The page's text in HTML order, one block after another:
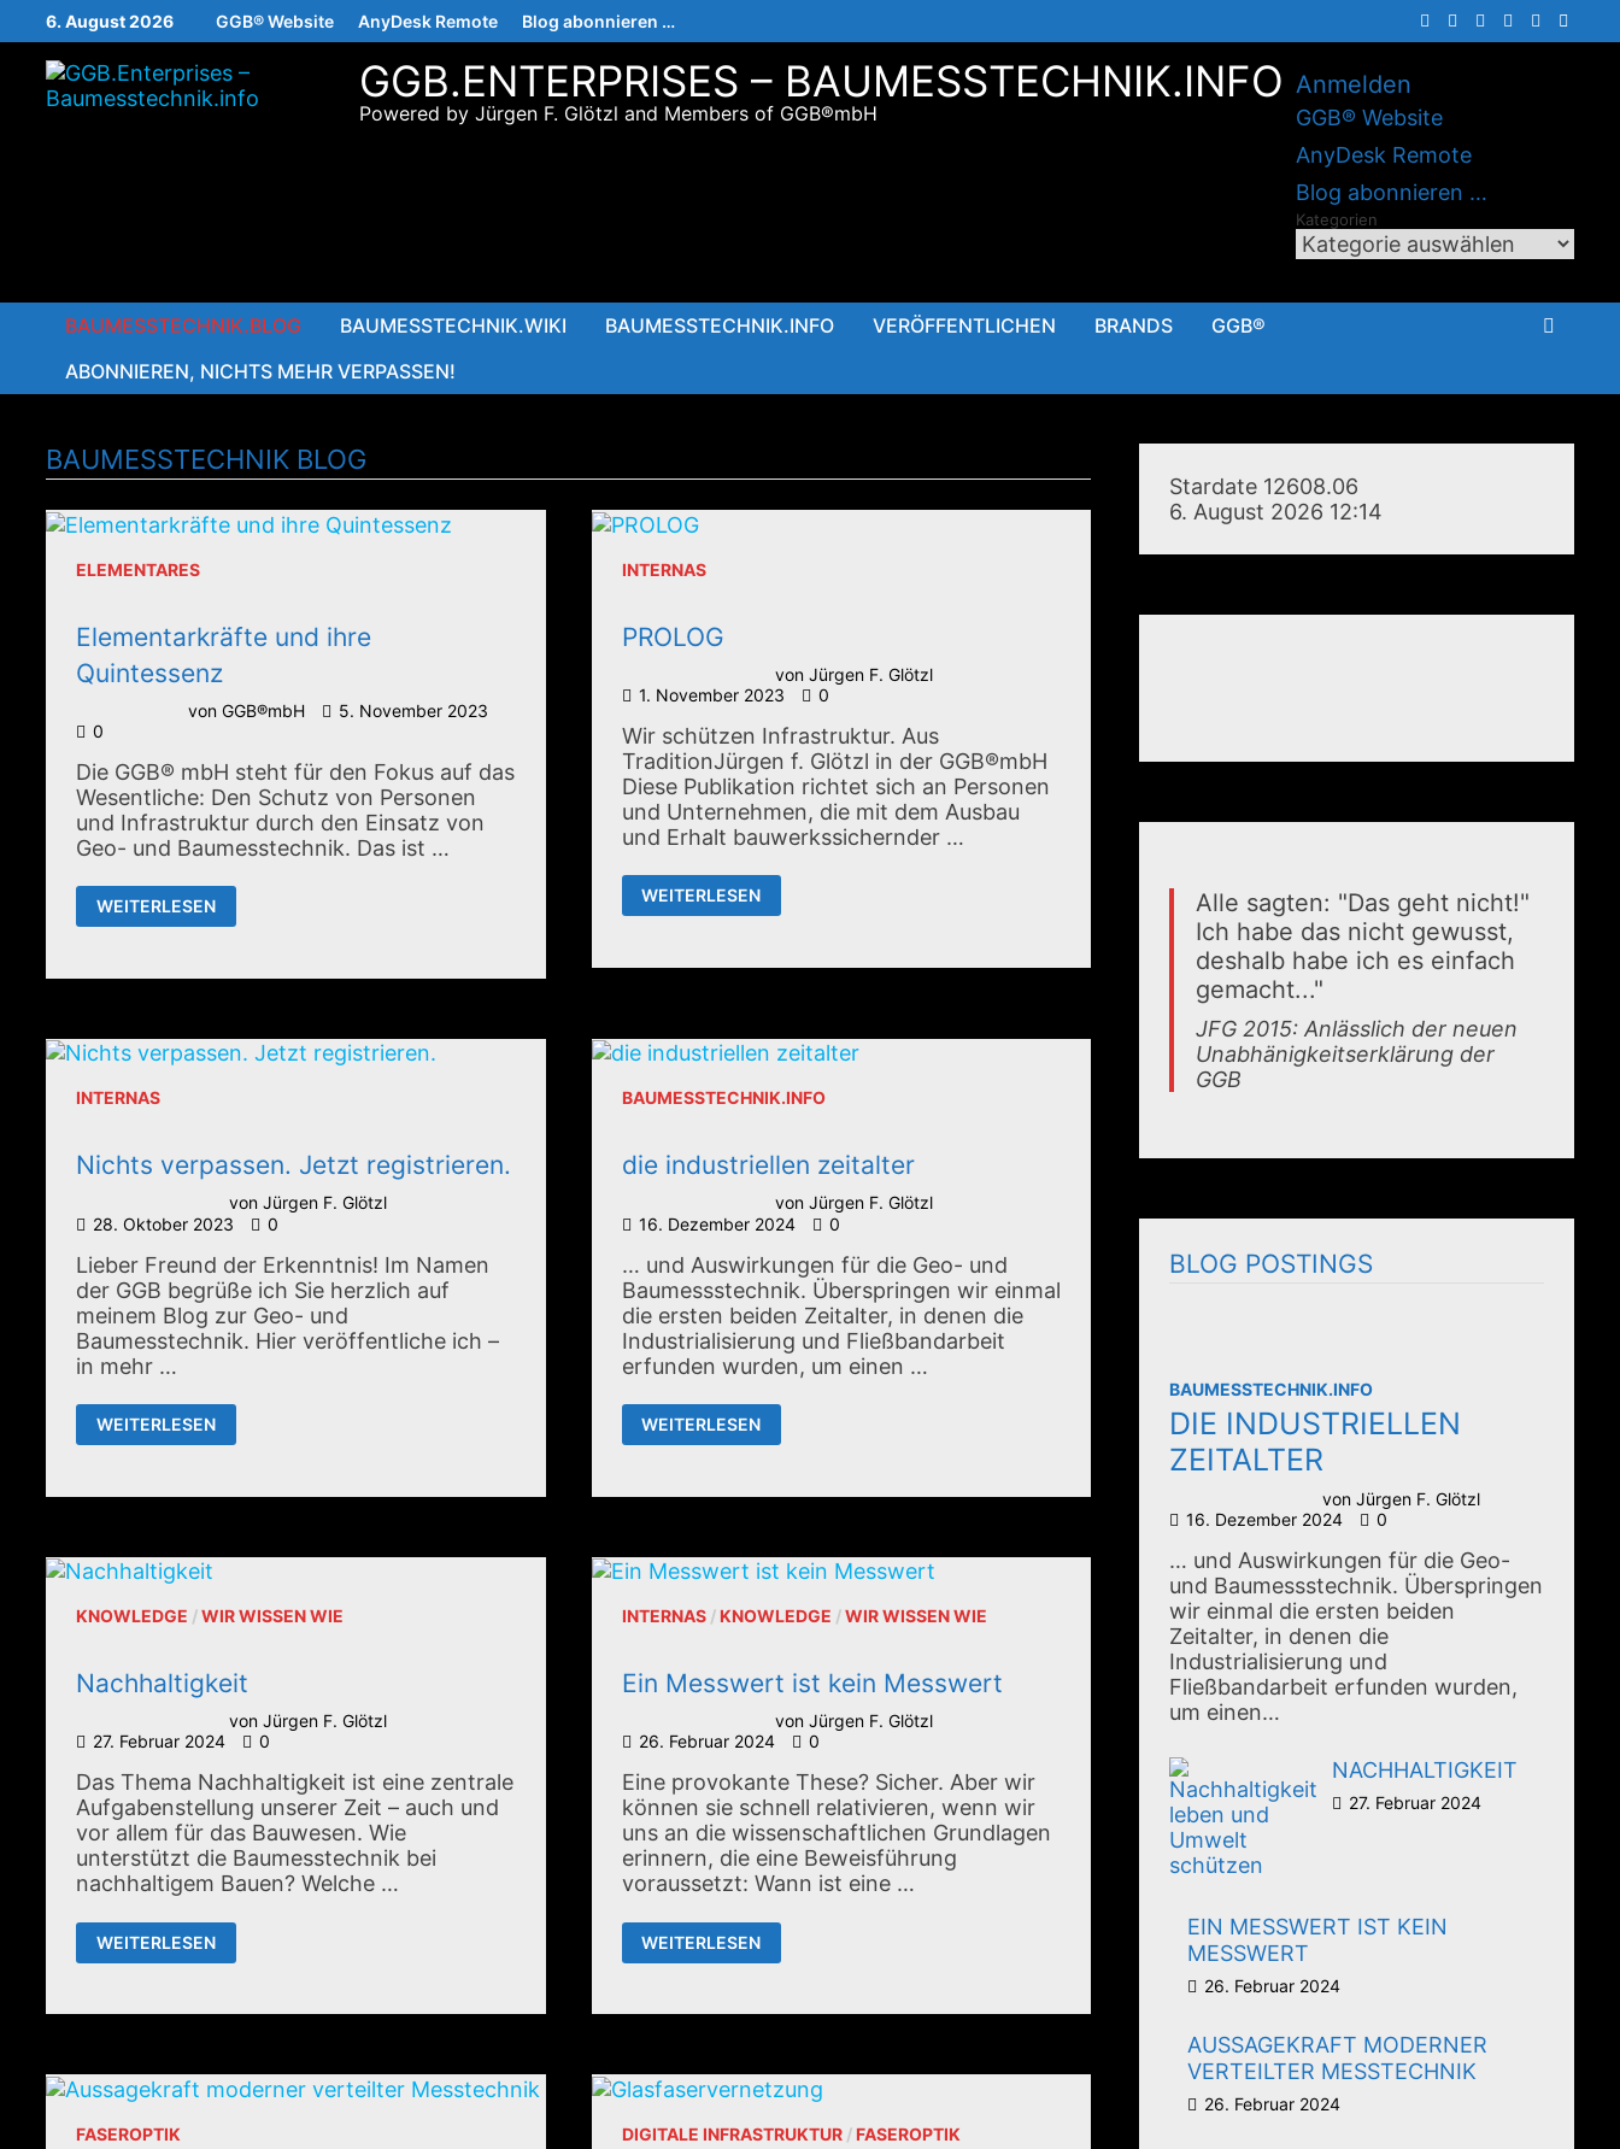
Zurück
zum
Inhalt
6. August 2026 GGB® Website AnyDesk Remote Blog abonnieren …
GGB.ENTERPRISES – BAUMESSTECHNIK.INFO
Powered by Jürgen F. Glötzl and Members of GGB®mbH
Anmelden
GGB® Website
AnyDesk Remote
Blog abonnieren …
Kategorien
BAUMESSTECHNIK.BLOG BAUMESSTECHNIK.WIKI BAUMESSTECHNIK.INFO VERÖFFENTLICHEN BRANDS
GGB®
ABONNIEREN, NICHTS MEHR VERPASSEN!
BAUMESSTECHNIK BLOG
ELEMENTARES
Elementarkräfte und ihre
Quintessenz
vonGGB®mbH
5. November 2023
0
Die GGB® mbH steht für den Fokus auf das
Wesentliche: Den Schutz von Personen
und Infrastruktur durch den Einsatz von
Geo- und Baumesstechnik. Das ist …
ELEMENTARKRÄFTE
UND
IHRE
WEITERLESEN
INTERNAS
PROLOG
von Jürgen F. Glötzl
1. November 2023
0
Wir schützen Infrastruktur. Aus
TraditionJürgen f. Glötzl in der GGB®mbH
Diese Publikation richtet sich an Personen
und Unternehmen, die mit dem Ausbau
und Erhalt bauwerkssichernder …
PROLOG
WEITERLESEN
INTERNAS
Nichts verpassen. Jetzt registrieren.
vonJürgen F. Glötzl
28. Oktober 2023
0
Lieber Freund der Erkenntnis! Im Namen
der GGB begrüße ich Sie herzlich auf
meinem Blog zur Geo- und
Baumesstechnik. Hier veröffentliche ich –
in mehr …
NICHTS
VERPASSEN.
JETZT
WEITERLESEN
BAUMESSTECHNIK.INFO
die industriellen zeitalter
von Jürgen F. Glötzl
16. Dezember 2024
0
… und Auswirkungen für die Geo- und
Baumessstechnik. Überspringen wir einmal
die ersten beiden Zeitalter, in denen die
Industrialisierung und Fließbandarbeit
erfunden wurden, um einen …
DIE
INDUSTRIELLEN
ZEITALTER
WEITERLESEN
KNOWLEDGE /WIR WISSEN WIE
Nachhaltigkeit
vonJürgen F. Glötzl
27. Februar 2024
0
Das Thema Nachhaltigkeit ist eine zentrale
Aufgabenstellung unserer Zeit – auch und
vor allem für das Bauwesen. Wie
unterstützt die Baumesstechnik bei
nachhaltigem Bauen? Welche …
NACHHALTIGKEIT
WEITERLESEN
INTERNAS/ KNOWLEDGE /WIR WISSEN WIE
Ein Messwert ist kein Messwert
von Jürgen F. Glötzl
26. Februar 2024
0
Eine provokante These? Sicher. Aber wir
können sie schnell relativieren, wenn wir
uns an die wissenschaftlichen Grundlagen
erinnern, die eine Beweisführung
voraussetzt: Wann ist eine …
EIN
MESSWERT
IST
WEITERLESEN
FASEROPTIK DIGITALE INFRASTRUKTUR/ FASEROPTIK
Stardate 12608.06
6. August 2026 12:14
Alle sagten: "Das geht nicht!"
Ich habe das nicht gewusst,
deshalb habe ich es einfach
gemacht..."
JFG 2015: Anlässlich der neuen
Unabhänigkeitserklärung der
GGB
BLOG POSTINGS
BAUMESSTECHNIK.INFO
DIE INDUSTRIELLEN
ZEITALTER
vonJürgen F. Glötzl
16. Dezember 2024
0
… und Auswirkungen für die Geo-
und Baumessstechnik. Überspringen
wir einmal die ersten beiden
Zeitalter, in denen die
Industrialisierung und
Fließbandarbeit erfunden wurden,
um einen…
NACHHALTIGKEIT
27. Februar 2024
EIN MESSWERT IST KEIN
MESSWERT
26. Februar 2024
AUSSAGEKRAFT MODERNER
VERTEILTER MESSTECHNIK
26. Februar 2024